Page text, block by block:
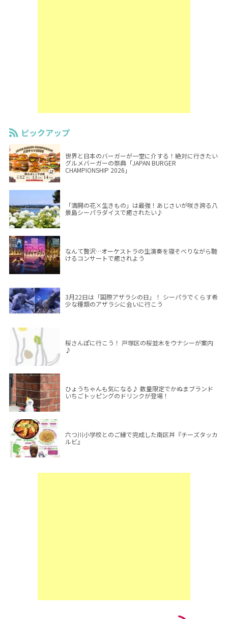
ピックアップ
世界と日本のバーガーが一堂に介する！絶対に行きたい
グルメバーガーの祭典「JAPAN BURGER
CHAMPIONSHIP 2026」
「満開の花×生きもの」は最強！あじさいが咲き誇る八
景島シーパラダイスで癒されたい♪
なんて贅沢…オーケストラの生演奏を寝そべりながら聴
けるコンサートで癒されよう
3月22日は「国際アザラシの日」！ シーパラでくらす希
少な種類のアザラシに会いに行こう
桜さんぽに行こう！ 戸塚区の桜並木をウナシーが案内
♪
ひょうちゃんも気になる♪ 数量限定でかぬまブランド
いちごトッピングのドリンクが登場！
六つ川小学校とのご縁で完成した南区丼『チーズタッカ
ルビ』